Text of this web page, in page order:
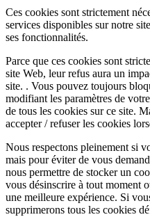
Ces cookies sont strictement
services disponibles sur notre
ses fonctionnalités.
Parce que ces cookies sont
site Web, leur refus aura un
site. . Vous pouvez toujours
modifiant les paramètres de
de tous les cookies sur ce site.
accepter / refuser les cookies
Nous respectons pleinement si
mais pour éviter de vous
nous permettre de stocker un
vous désinscrire à tout moment
une meilleure expérience. Si
supprimerons tous les cookies